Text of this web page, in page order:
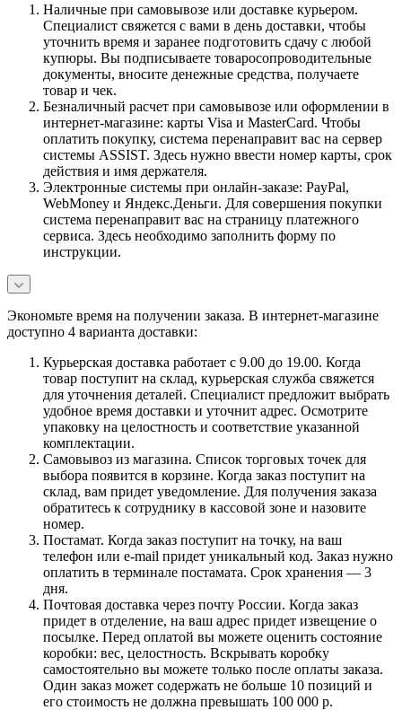
Наличные при самовывозе или доставке курьером.
Специалист свяжется с вами в день доставки, чтобы
уточнить время и заранее подготовить сдачу с любой
купюры. Вы подписываете товаросопроводительные
документы, вносите денежные средства, получаете
товар и чек.
Безналичный расчет при самовывозе или оформлении в
интернет-магазине: карты Visa и MasterCard. Чтобы
оплатить покупку, система перенаправит вас на сервер
системы ASSIST. Здесь нужно ввести номер карты, срок
действия и имя держателя.
Электронные системы при онлайн-заказе: PayPal,
WebMoney и Яндекс.Деньги. Для совершения покупки
система перенаправит вас на страницу платежного
сервиса. Здесь необходимо заполнить форму по
инструкции.
Экономьте время на получении заказа. В интернет-магазине
доступно 4 варианта доставки:
Курьерская доставка работает с 9.00 до 19.00. Когда
товар поступит на склад, курьерская служба свяжется
для уточнения деталей. Специалист предложит выбрать
удобное время доставки и уточнит адрес. Осмотрите
упаковку на целостность и соответствие указанной
комплектации.
Самовывоз из магазина. Список торговых точек для
выбора появится в корзине. Когда заказ поступит на
склад, вам придет уведомление. Для получения заказа
обратитесь к сотруднику в кассовой зоне и назовите
номер.
Постамат. Когда заказ поступит на точку, на ваш
телефон или e-mail придет уникальный код. Заказ нужно
оплатить в терминале постамата. Срок хранения — 3
дня.
Почтовая доставка через почту России. Когда заказ
придет в отделение, на ваш адрес придет извещение о
посылке. Перед оплатой вы можете оценить состояние
коробки: вес, целостность. Вскрывать коробку
самостоятельно вы можете только после оплаты заказа.
Один заказ может содержать не больше 10 позиций и
его стоимость не должна превышать 100 000 р.